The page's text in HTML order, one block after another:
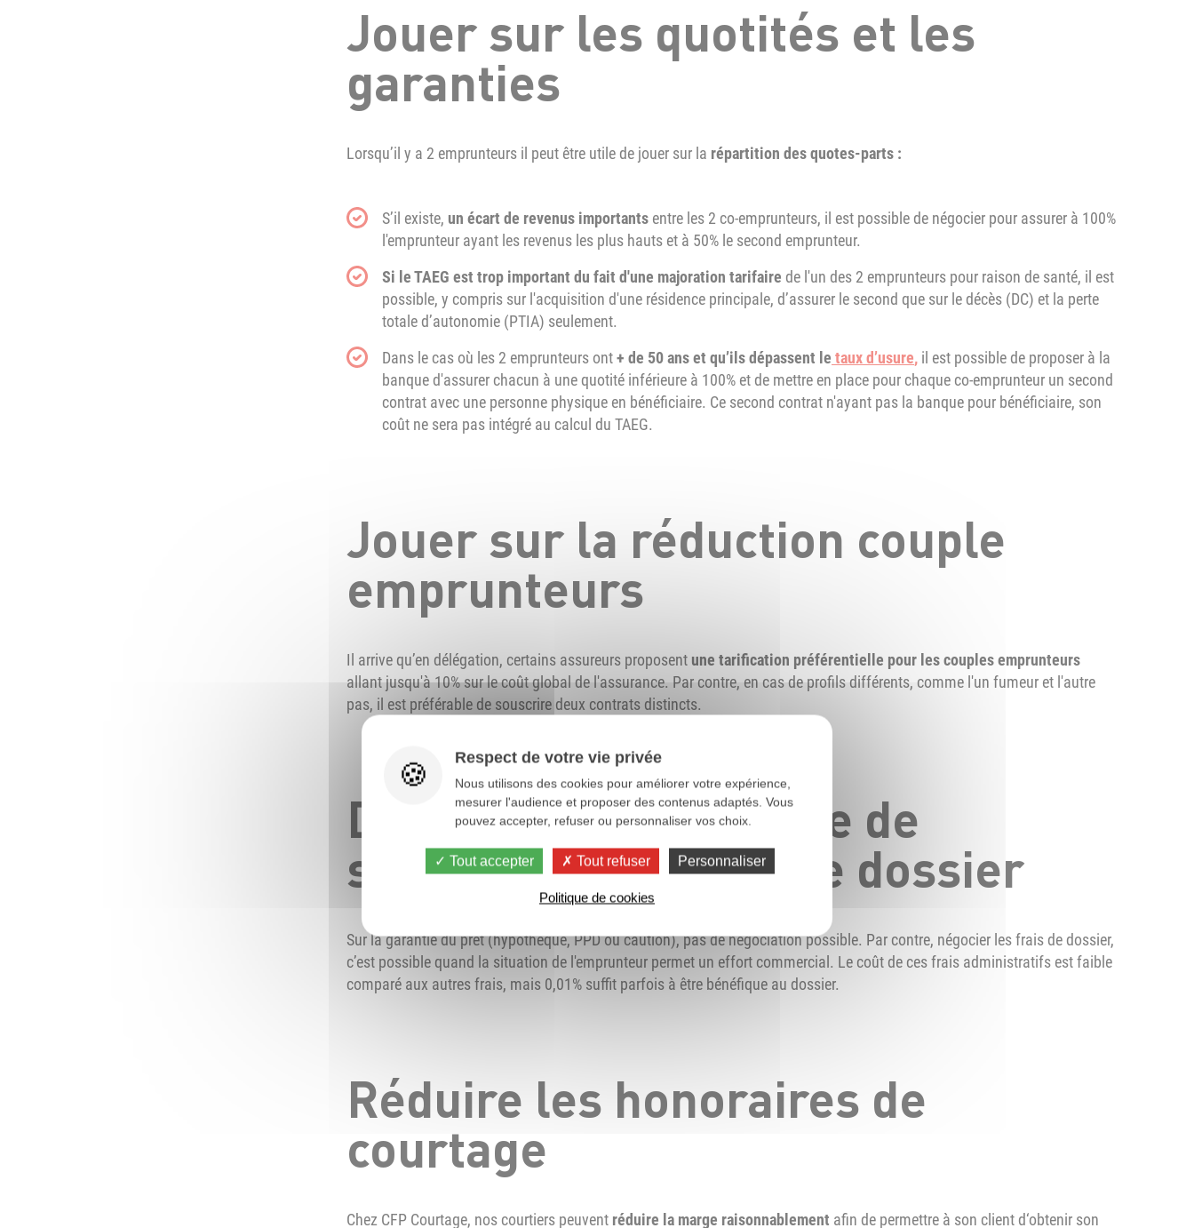
Jouer sur les quotités et les
garanties
Lorsqu’il y a 2 emprunteurs il peut être utile de jouer sur la répartition des quotes-parts :
S’il existe, un écart de revenus importants entre les 2 co-emprunteurs, il est possible de négocier pour assurer à 100%
l'emprunteur ayant les revenus les plus hauts et à 50% le second emprunteur.
Si le TAEG est trop important du fait d'une majoration tarifaire de l'un des 2 emprunteurs pour raison de santé, il est
possible, y compris sur l'acquisition d'une résidence principale, d’assurer le second que sur le décès (DC) et la perte
totale d’autonomie (PTIA) seulement.
Dans le cas où les 2 emprunteurs ont+ de 50 ans et qu’ils dépassent le taux d’usure, il est possible de proposer à la
banque d'assurer chacun à une quotité inférieure à 100% et de mettre en place pour chaque co-emprunteur un second
contrat avec une personne physique en bénéficiaire. Ce second contrat n'ayant pas la banque pour bénéficiaire, son
coût ne sera pas intégré au calcul du TAEG.
Jouer sur la réduction couple
emprunteurs
Il arrive qu’en délégation, certains assureurs proposent une tarification préférentielle pour les couples emprunteurs
allant jusqu'à 10% sur le coût global de l'assurance. Par contre, en cas de profils différents, comme l'un fumeur et l'autre
pas, il est préférable de souscrire deux contrats distincts.
Demander à la banque de
supprimer les frais de dossier
Sur la garantie du prêt (hypothèque, PPD ou caution), pas de négociation possible. Par contre, négocier les frais de dossier,
c’est possible quand la situation de l'emprunteur permet un effort commercial. Le coût de ces frais administratifs est faible
comparé aux autres frais, mais 0,01% suffit parfois à être bénéfique au dossier.
Réduire les honoraires de
courtage
Chez CFP Courtage, nos courtiers peuvent réduire la marge raisonnablement afin de permettre à son client d‘obtenir son
Respect de votre vie privée
Nous utilisons des cookies pour améliorer votre expérience,
mesurer l'audience et proposer des contenus adaptés. Vous
pouvez accepter, refuser ou personnaliser vos choix.
Tout accepter Tout refuser Personnaliser
Politique de cookies